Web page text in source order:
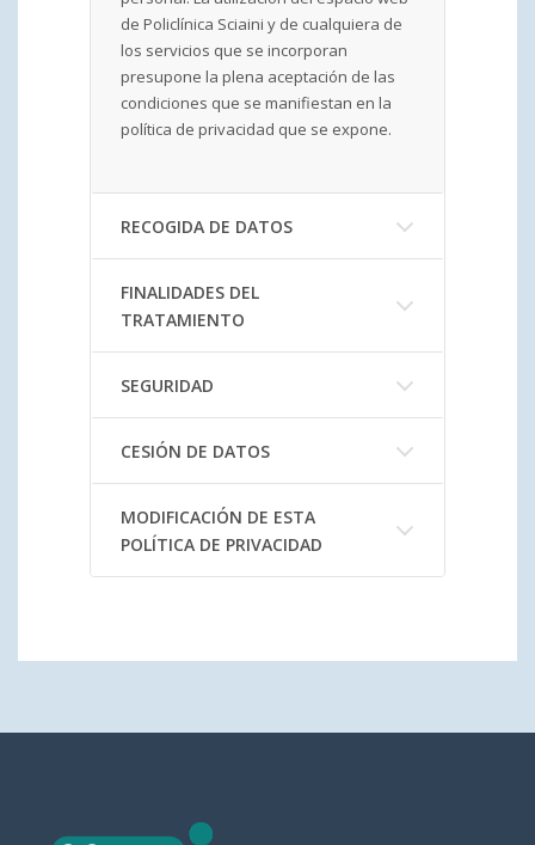
de Policlínica Sciaini y de cualquiera de
los servicios que se incorporan
presupone la plena aceptación de las
condiciones que se manifiestan en la
política de privacidad que se expone.
RECOGIDA DE DATOS
FINALIDADES DEL
TRATAMIENTO
SEGURIDAD
CESIÓN DE DATOS
MODIFICACIÓN DE ESTA
POLÍTICA DE PRIVACIDAD